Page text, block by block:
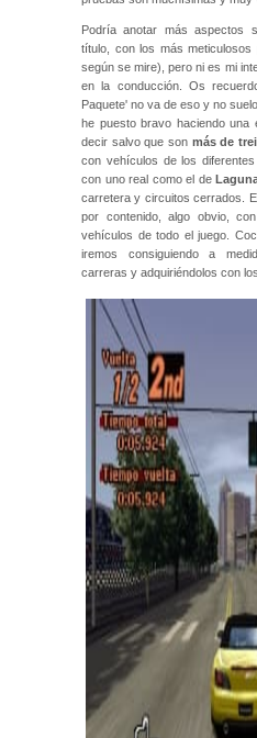
Podría anotar más aspectos
título, con los más meticulosos
según se mire), pero ni es mi
en la conducción. Os
Paquete' no va de eso y no
he puesto bravo haciendo una
decir salvo que son más de
con vehículos de los
con uno real como el de
carretera y circuitos cerrados.
por contenido, algo obvio,
vehículos de todo el juego.
iremos consiguiendo a
carreras y adquiriéndolos con